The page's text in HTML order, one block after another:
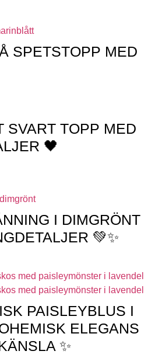
SPETSTOPP MED
SVART TOPP MED
🖤
I DIMGRÖNT
💚✨
PAISLEYBLUS I
ELEGANS
✨